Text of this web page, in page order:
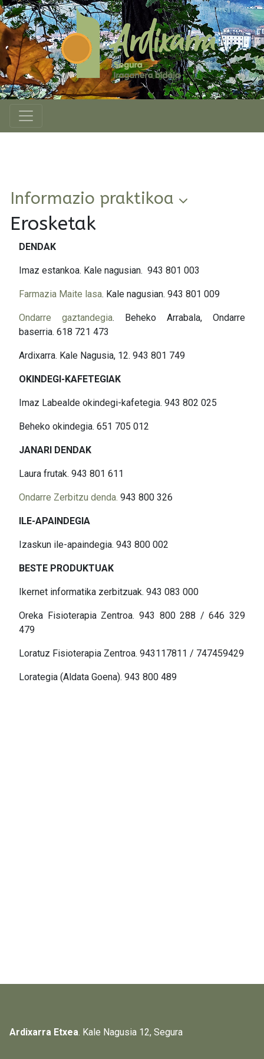
Informazio praktikoa
Erosketak
DENDAK
Imaz estankoa. Kale nagusian. 943 801 003
Farmazia Maite lasa. Kale nagusian. 943 801 009
Ondarre gaztandegia. Beheko Arrabala, Ondarre
baserria. 618 721 473
Ardixarra. Kale Nagusia, 12. 943 801 749
OKINDEGI-KAFETEGIAK
Imaz Labealde okindegi-kafetegia. 943 802 025
Beheko okindegia. 651 705 012
JANARI DENDAK
Laura frutak. 943 801 611
Ondarre Zerbitzu denda. 943 800 326
ILE-APAINDEGIA
Izaskun ile-apaindegia. 943 800 002
BESTE PRODUKTUAK
Ikernet informatika zerbitzuak. 943 083 000
Oreka Fisioterapia Zentroa. 943 800 288 / 646 329
479
Loratuz Fisioterapia Zentroa. 943117811 / 747459429
Lorategia (Aldata Goena). 943 800 489
Ardixarra Etxea . Kale Nagusia 12, Segura